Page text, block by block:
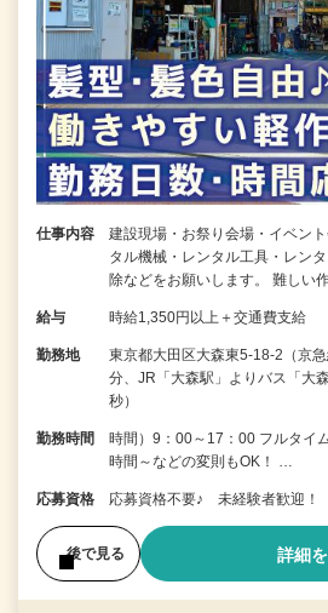
仕事内容
建設現場・お祭り会場・イベン
タル機械・レンタル工具・レン
除などをお願いします。 難しい
給与 時給1,350円以上＋交通費支給
勤務地
東京都大田区大森東5-18-2（京
分、JR「大森駅」よりバス「大
秒）
勤務時間
時間）9：00～17：00 フルタイ
時間～などの変則もOK！ …
応募資格 応募資格不要♪ 未経験者歓迎！
後で見る 詳細